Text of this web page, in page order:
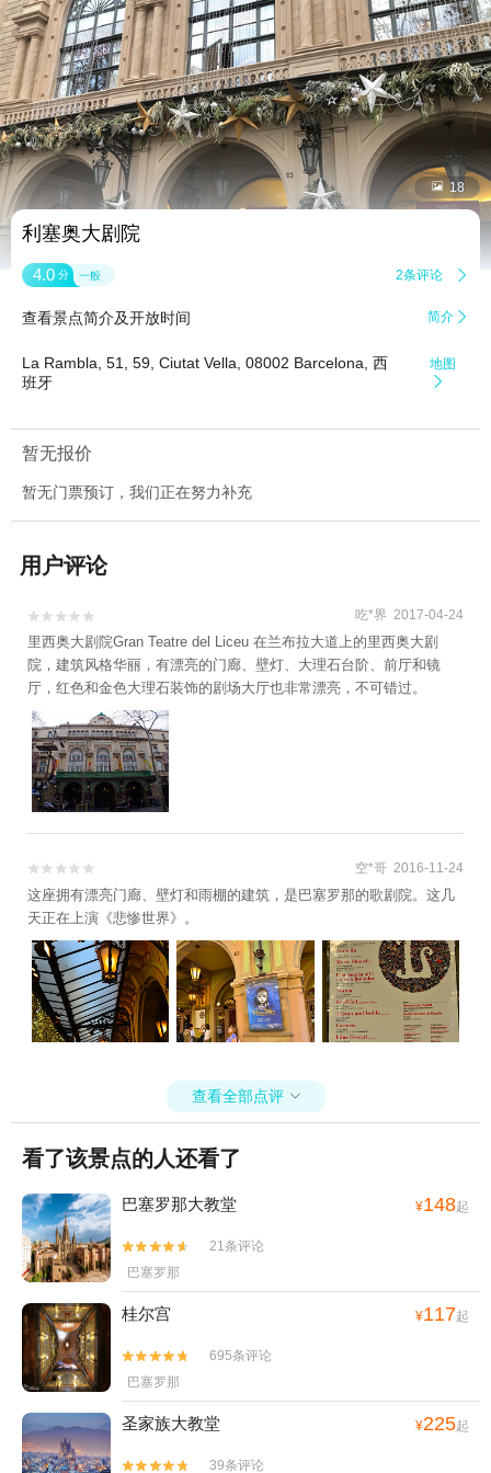
 18
利塞奥大剧院
4.0 分 一般 2条评论 
查看景点简介及开放时间 简介 
La Rambla, 51, 59, Ciutat Vella, 08002 Barcelona, 西
班牙
地图

暂无报价
暂无门票预订，我们正在努力补充
用户评论

 吃*界 2017-04-24
里西奥大剧院Gran Teatre del Liceu 在兰布拉大道上的里西奥大剧
院，建筑风格华丽，有漂亮的门廊、壁灯、大理石台阶、前厅和镜
厅，红色和金色大理石装饰的剧场大厅也非常漂亮，不可错过。

 空*哥 2016-11-24
这座拥有漂亮门廊、壁灯和雨棚的建筑，是巴塞罗那的歌剧院。这几
天正在上演《悲惨世界》。
查看全部点评 
看了该景点的人还看了
巴塞罗那大教堂 ¥148起


21条评论
巴塞罗那
桂尔宫 ¥117起


695条评论
巴塞罗那
圣家族大教堂 ¥225起

 39条评论
